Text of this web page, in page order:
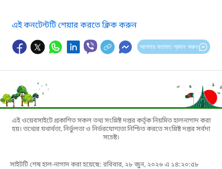
এই কনটেন্টটি শেয়ার করতে ক্লিক করুন
আপনার মতামত প্রদান করুন
এই ওয়েবসাইটে প্রকাশিত সকল তথ্য সংশ্লিষ্ট দপ্তর কর্তৃক নিয়মিত হালনাগাদ করা
হয়। তথ্যের যথার্থতা, নির্ভুলতা ও নির্ভরযোগ্যতা নিশ্চিত করতে সংশ্লিষ্ট দপ্তর সর্বদা
সচেষ্ট।
সাইটটি শেষ হাল-নাগাদ করা হয়েছে: রবিবার, ২৮ জুন, ২০২৬ এ ১৪:২০:৫৮